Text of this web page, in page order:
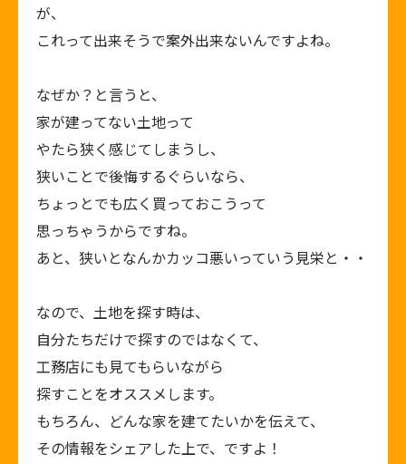
が、
これって出来そうで案外出来ないんですよね。
なぜか？と言うと、
家が建ってない土地って
やたら狭く感じてしまうし、
狭いことで後悔するぐらいなら、
ちょっとでも広く買っておこうって
思っちゃうからですね。
あと、狭いとなんかカッコ悪いっていう見栄と・・
なので、土地を探す時は、
自分たちだけで探すのではなくて、
工務店にも見てもらいながら
探すことをオススメします。
もちろん、どんな家を建てたいかを伝えて、
その情報をシェアした上で、ですよ！